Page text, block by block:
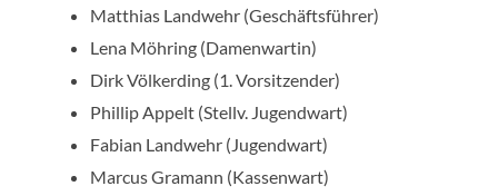
Matthias Landwehr (Geschäftsführer)
Lena Möhring (Damenwartin)
Dirk Völkerding (1. Vorsitzender)
Phillip Appelt (Stellv. Jugendwart)
Fabian Landwehr (Jugendwart)
Marcus Gramann (Kassenwart)